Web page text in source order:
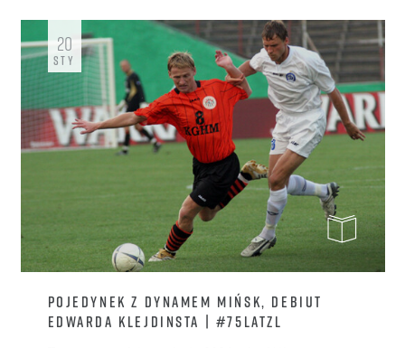
POJEDYNEK Z DYNAMEM MIŃSK, DEBIUT
EDWARDA KLEJDINSTA | #75LATZL
20
STY